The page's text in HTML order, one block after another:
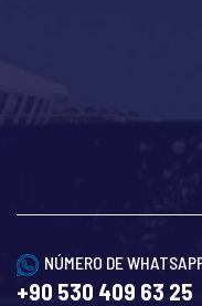
NÚMERO DE
+90 530 409 63 25